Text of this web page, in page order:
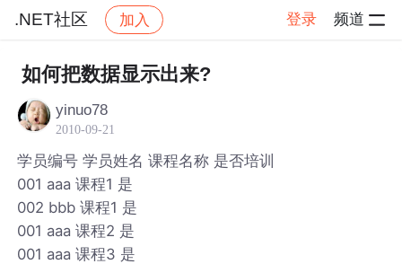
.NET社区 加入 登录 频道
社区 .NET社区 帖子详情
如何把数据显示出来?
yinuo78
2010-09-21
学员编号 学员姓名 课程名称 是否培训
001 aaa 课程1 是
002 bbb 课程1 是
001 aaa 课程2 是
001 aaa 课程3 是